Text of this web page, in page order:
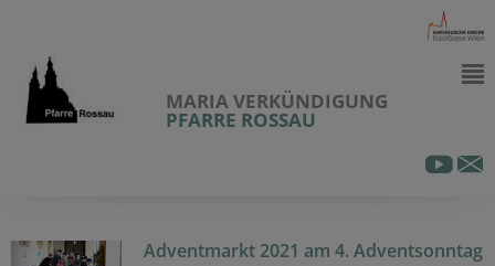
MARIA VERKÜNDIGUNG
PFARRE ROSSAU
Adventmarkt 2021 am 4. Adventsonntag